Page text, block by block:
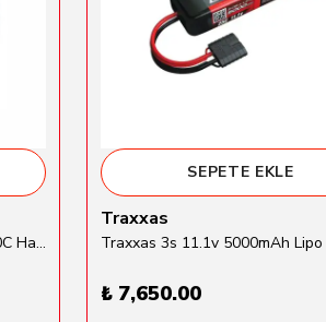
DXF Power 14.8V 4s 7500mAh 80C Hardcase Lipo Batarya
SEPETE EKLE
Traxxas
₺ 7,650.00